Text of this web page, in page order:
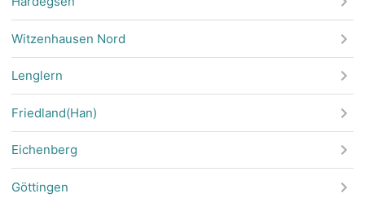
Witzenhausen Nord
Lenglern
Friedland(Han)
Eichenberg
Göttingen